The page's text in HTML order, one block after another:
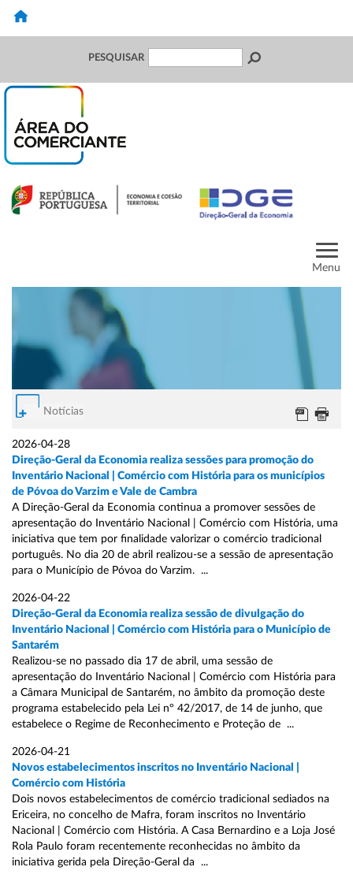
PESQUISAR
Menu
Notícias
2026-04-28
Direção-Geral da Economia realiza sessões para promoção do
Inventário Nacional | Comércio com História para os municípios
de Póvoa do Varzim e Vale de Cambra
A Direção-Geral da Economia continua a promover sessões de
apresentação do Inventário Nacional | Comércio com História, uma
iniciativa que tem por finalidade valorizar o comércio tradicional
português. No dia 20 de abril realizou-se a sessão de apresentação
para o Município de Póvoa do Varzim. ...
2026-04-22
Direção-Geral da Economia realiza sessão de divulgação do
Inventário Nacional | Comércio com História para o Município de
Santarém
Realizou-se no passado dia 17 de abril, uma sessão de
apresentação do Inventário Nacional | Comércio com História para
a Câmara Municipal de Santarém, no âmbito da promoção deste
programa estabelecido pela Lei nº 42/2017, de 14 de junho, que
estabelece o Regime de Reconhecimento e Proteção de ...
2026-04-21
Novos estabelecimentos inscritos no Inventário Nacional |
Comércio com História
Dois novos estabelecimentos de comércio tradicional sediados na
Ericeira, no concelho de Mafra, foram inscritos no Inventário
Nacional | Comércio com História. A Casa Bernardino e a Loja José
Rola Paulo foram recentemente reconhecidas no âmbito da
iniciativa gerida pela Direção-Geral da ...